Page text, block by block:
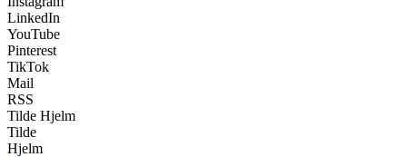
LinkedIn
YouTube
Pinterest
TikTok
Mail
RSS
Tilde Hjelm
Tilde
Hjelm